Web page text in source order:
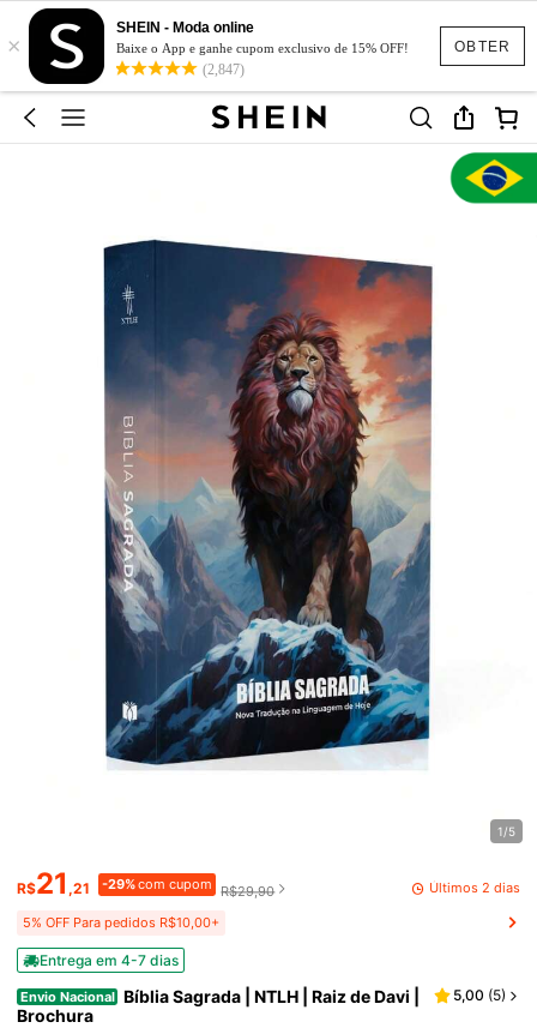
OBTER
×
SHEIN - Moda online
Baixe o App e ganhe cupom exclusivo de 15% OFF!
(2,847)
1/5
R$21 ,21 -29%com cupom R$29,90 Últimos 2 dias
5% OFF Para pedidos R$10,00+
Entrega em 4-7 dias
Envio Nacional Bíblia Sagrada | NTLH | Raiz de Davi |
Brochura
5,00 (5)